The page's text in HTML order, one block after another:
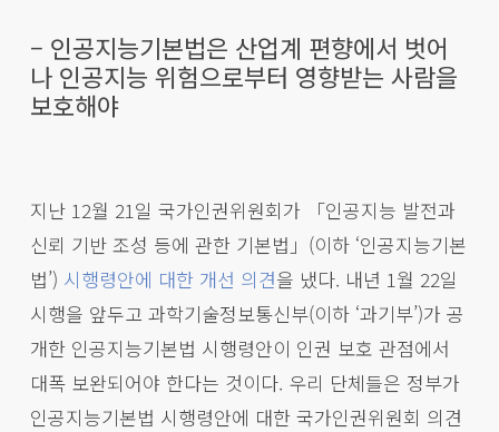
– 인공지능기본법은 산업계 편향에서 벗어
나 인공지능 위험으로부터 영향받는 사람을
보호해야
지난 12월 21일 국가인권위원회가 「인공지능 발전과
신뢰 기반 조성 등에 관한 기본법」(이하 ‘인공지능기본
법’) 시행령안에 대한 개선 의견을 냈다. 내년 1월 22일
시행을 앞두고 과학기술정보통신부(이하 ‘과기부’)가 공
개한 인공지능기본법 시행령안이 인권 보호 관점에서
대폭 보완되어야 한다는 것이다. 우리 단체들은 정부가
인공지능기본법 시행령안에 대한 국가인권위원회 의견